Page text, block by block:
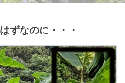
ずなのに・・・